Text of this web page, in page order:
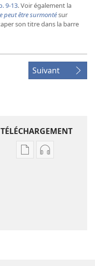
9-13. Voir également la
peut être surmontésur
son titre dans la barre
Suivant
TÉLÉCHARGEMENT
OptionsOptions